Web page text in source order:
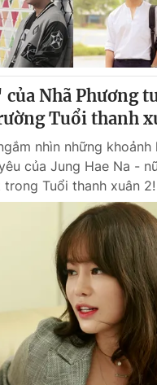
mọi hình thức nếu không
Ghi rõ nguồn VTV.vn khi
này.Nhã Phương
Tuổi thanh
nhìn những
của Jung Hae Na -
Tuổi thanh xuân 2!